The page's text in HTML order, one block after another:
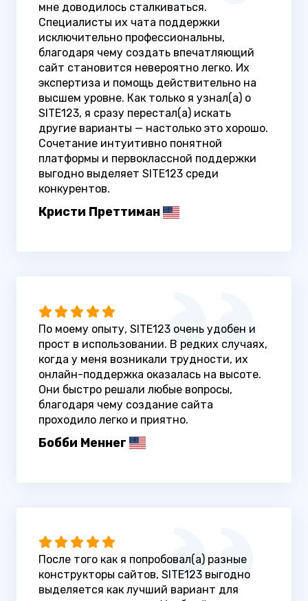
мне доводилось сталкиваться.
Специалисты их чата поддержки
исключительно профессиональны,
благодаря чему создать впечатляющий
сайт становится невероятно легко. Их
экспертиза и помощь действительно на
высшем уровне. Как только я узнал(а) о
SITE123, я сразу перестал(а) искать
другие варианты — настолько это хорошо.
Сочетание интуитивно понятной
платформы и первоклассной поддержки
выгодно выделяет SITE123 среди
конкурентов.
Кристи Преттиман
По моему опыту, SITE123 очень удобен и
прост в использовании. В редких случаях,
когда у меня возникали трудности, их
онлайн-поддержка оказалась на высоте.
Они быстро решали любые вопросы,
благодаря чему создание сайта
проходило легко и приятно.
Бобби Меннег
После того как я попробовал(а) разные
конструкторы сайтов, SITE123 выгодно
выделяется как лучший вариант для